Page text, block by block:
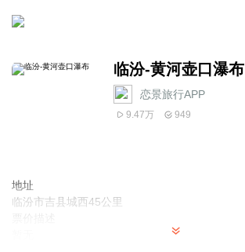
临汾-黄河壶口瀑布
恋景旅行APP
9.47万 949
地址
临汾市吉县城西45公里